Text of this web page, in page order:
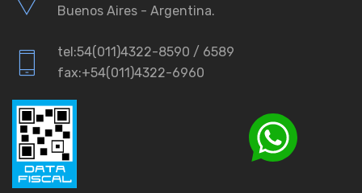
Buenos Aires - Argentina.
tel:54(011)4322-8590 / 6589
fax:+54(011)4322-6960